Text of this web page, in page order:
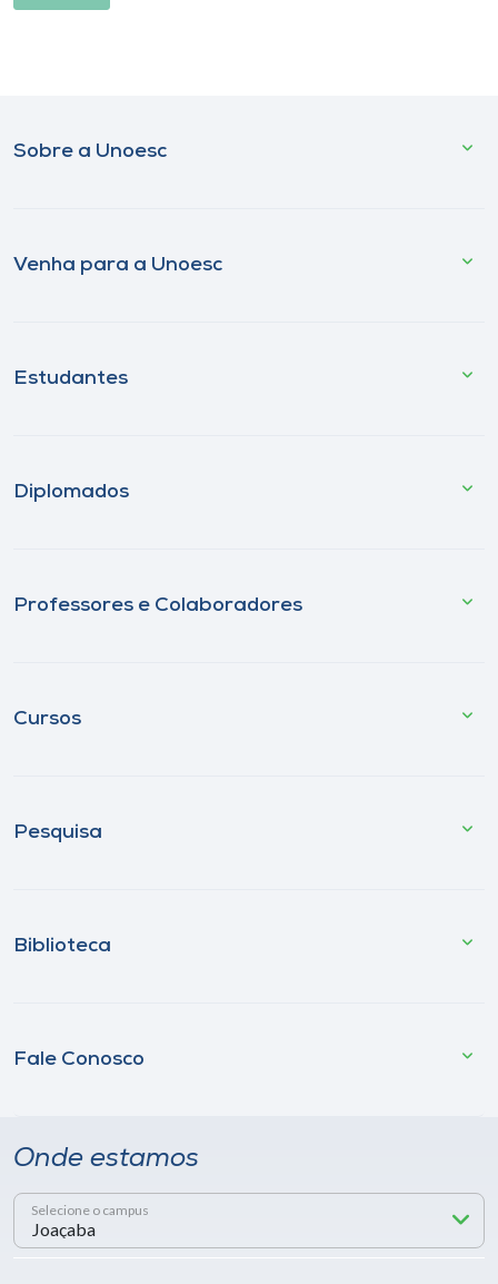
Sobre a Unoesc
Venha para a Unoesc
Estudantes
Diplomados
Professores e Colaboradores
Cursos
Pesquisa
Biblioteca
Fale Conosco
Onde estamos
Selecione o campus